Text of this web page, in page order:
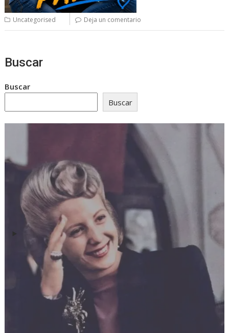
Uncategorised Deja un comentario
Buscar
Buscar
Buscar